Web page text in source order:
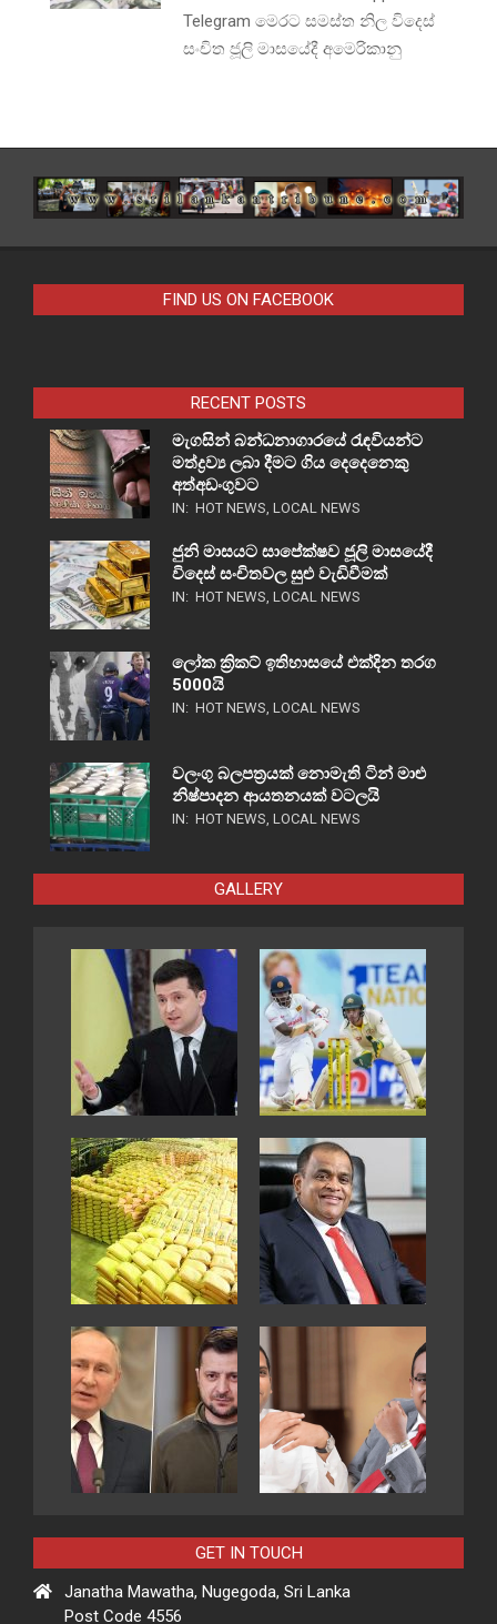
Telegram මෙරට සමස්ත නිල විදෙස්
සංචිත ජූලි මාසයේදී අමෙරිකානු
FIND US ON FACEBOOK
RECENT POSTS
මැගසින් බන්ධනාගාරයේ රැඳවියන්ට
මත්ද්‍රව්‍ය ලබා දීමට ගිය දෙදෙනෙකු
අත්අඩංගුවට
IN: HOT NEWS, LOCAL NEWS
ජුනි මාසයට සාපේක්ෂව ජූලි මාසයේදී
විදෙස් සංචිතවල සුළු වැඩිවීමක්
IN: HOT NEWS, LOCAL NEWS
ලෝක ක්‍රිකට් ඉතිහාසයේ එක්දින තරග
5000යි
IN: HOT NEWS, LOCAL NEWS
වලංගු බලපත්‍රයක් නොමැති ටින් මාළු
නිෂ්පාදන ආයතනයක් වටලයි
IN: HOT NEWS, LOCAL NEWS
GALLERY
GET IN TOUCH
Janatha Mawatha, Nugegoda, Sri Lanka
Post Code 4556